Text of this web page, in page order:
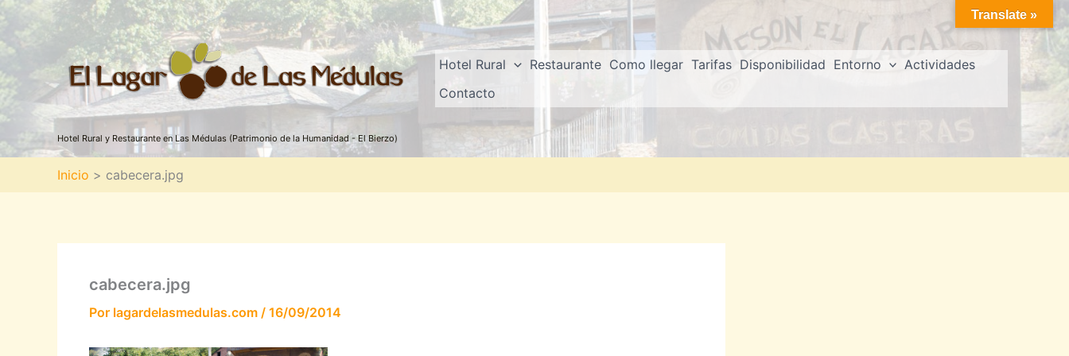
Ir
contenido
Hotel Rural y Restaurante en Las Médulas (Patrimonio de la Humanidad - El Bierzo)
Hotel Rural Restaurante Como llegar Tarifas Disponibilidad Entorno
Actividades
Contacto
Inicio cabecera.jpg
cabecera.jpg
Por lagardelasmedulas.com / 16/09/2014
Translate »